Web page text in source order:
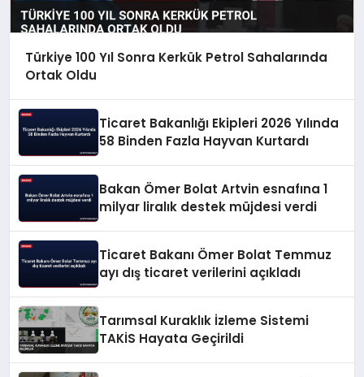
Türkiye 100 Yıl Sonra Kerkük Petrol Sahalarında
Ortak Oldu
Ticaret Bakanlığı Ekipleri 2026 Yılında
58 Binden Fazla Hayvan Kurtardı
Bakan Ömer Bolat Artvin esnafına 1
milyar liralık destek müjdesi verdi
Ticaret Bakanı Ömer Bolat Temmuz
ayı dış ticaret verilerini açıkladı
Tarımsal Kuraklık İzleme Sistemi
TAKİS Hayata Geçirildi